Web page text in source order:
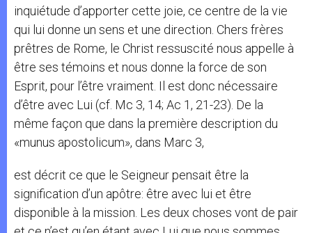
inquiétude d’apporter cette joie, ce centre de la vie
qui lui donne un sens et une direction. Chers frères
prêtres de Rome, le Christ ressuscité nous appelle à
être ses témoins et nous donne la force de son
Esprit, pour l’être vraiment. Il est donc nécessaire
d’être avec Lui (cf. Mc 3, 14; Ac 1, 21-23). De la
même façon que dans la première description du
«munus apostolicum», dans Marc 3,
est décrit ce que le Seigneur pensait être la
signification d’un apôtre: être avec lui et être
disponible à la mission. Les deux choses vont de pair